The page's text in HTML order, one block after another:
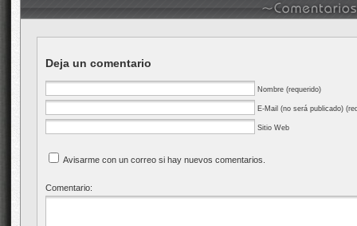
Deja un comentario
Nombre (requerido)
E-Mail (no será publicado)
Sitio Web
Avisarme con un correo si hay nuevos comentarios.
Comentario: